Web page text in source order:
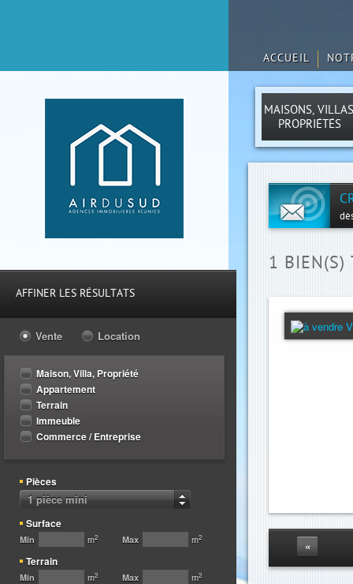
ACCUEIL
AFFINER LES RÉSULTATS
Vente Location
Maison, Villa, Propriété
Appartement
Terrain
Immeuble
Commerce / Entreprise
Pièces
1 pièce mini
Surface
Min m2 Max m2
Terrain
Min m2 Max m2
MAISONS,
PROPRIÉTÉS
1 BIEN(S)
«